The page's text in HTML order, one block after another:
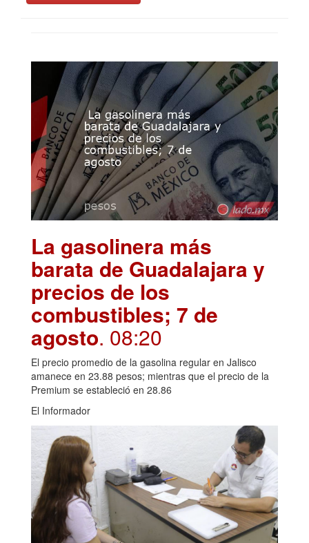
La gasolinera más
barata de Guadalajara y
precios de los
combustibles; 7 de
agosto. 08:20
El precio promedio de la gasolina regular en Jalisco
amanece en 23.88 pesos; mientras que el precio de la
Premium se estableció en 28.86
El Informador